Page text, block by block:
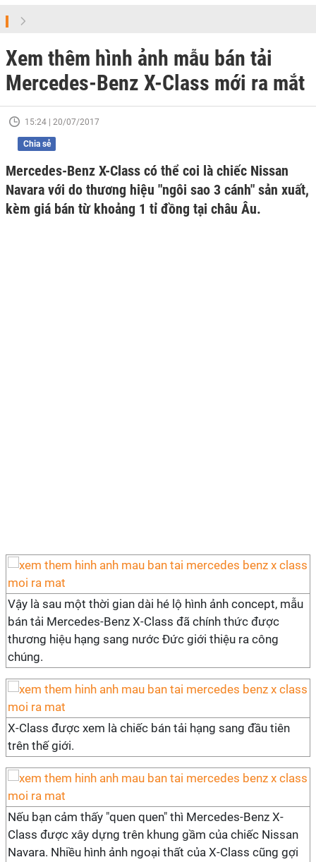
Xem thêm hình ảnh mẫu bán tải
Mercedes-Benz X-Class mới ra mắt
15:24 | 20/07/2017
Chia sẻ
Mercedes-Benz X-Class có thể coi là chiếc Nissan
Navara với do thương hiệu "ngôi sao 3 cánh" sản xuất,
kèm giá bán từ khoảng 1 tỉ đồng tại châu Âu.
Vậy là sau một thời gian dài hé lộ hình ảnh concept, mẫu
bán tải Mercedes-Benz X-Class đã chính thức được
thương hiệu hạng sang nước Đức giới thiệu ra công
chúng.
X-Class được xem là chiếc bán tải hạng sang đầu tiên
trên thế giới.
Nếu bạn cảm thấy "quen quen" thì Mercedes-Benz X-
Class được xây dựng trên khung gầm của chiếc Nissan
Navara. Nhiều hình ảnh ngoại thất của X-Class cũng gợi